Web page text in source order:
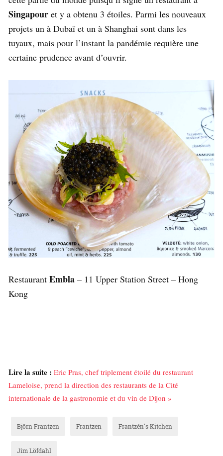
Singapour et y a obtenu 3 étoiles. Parmi les nouveaux
projets un à Dubaï et un à Shanghai sont dans les
tuyaux, mais pour l’instant la pandémie requière une
certaine prudence avant d’ouvrir.
Restaurant Embla – 11 Upper Station Street – Hong
Kong
Lire la suite : Eric Pras, chef triplement étoilé du restaurant
Lameloise, prend la direction des restaurants de la Cité
internationale de la gastronomie et du vin de Dijon »
Björn Frantzen Frantzen Frantzén's Kitchen
Jim Löfdahl